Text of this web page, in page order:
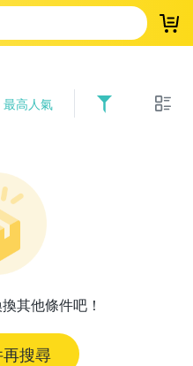
登
最高人氣
其他條件吧！
搜尋